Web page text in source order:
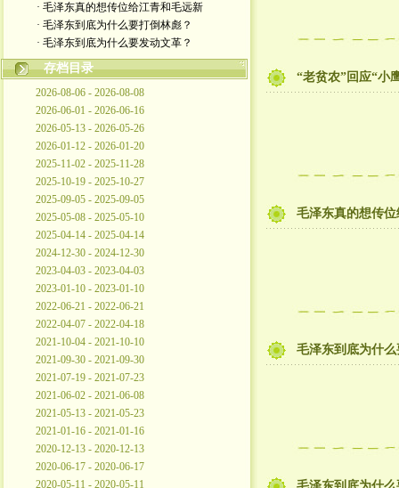
· 毛泽东真的想传位给江青和毛远新
· 毛泽东到底为什么要打倒林彪？
· 毛泽东到底为什么要发动文革？
存档目录
2026-08-06 - 2026-08-08
2026-06-01 - 2026-06-16
2026-05-13 - 2026-05-26
2026-01-12 - 2026-01-20
2025-11-02 - 2025-11-28
2025-10-19 - 2025-10-27
2025-09-05 - 2025-09-05
2025-05-08 - 2025-05-10
2025-04-14 - 2025-04-14
2024-12-30 - 2024-12-30
2023-04-03 - 2023-04-03
2023-01-10 - 2023-01-10
2022-06-21 - 2022-06-21
2022-04-07 - 2022-04-18
2021-10-04 - 2021-10-10
2021-09-30 - 2021-09-30
2021-07-19 - 2021-07-23
2021-06-02 - 2021-06-08
2021-05-13 - 2021-05-23
2021-01-16 - 2021-01-16
2020-12-13 - 2020-12-13
2020-06-17 - 2020-06-17
2020-05-11 - 2020-05-11
“老贫农”回应“小
毛泽东真的想传
毛泽东到底为什